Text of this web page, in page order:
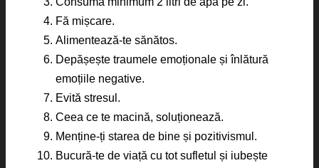
Fă mișcare.
Alimentează-te sănătos.
Depășește traumele emoționale și înlătură
emoțiile negative.
Evită stresul.
Ceea ce te macină, soluționează.
Menține-ți starea de bine și pozitivismul.
Bucură-te de viață cu tot sufletul și iubește